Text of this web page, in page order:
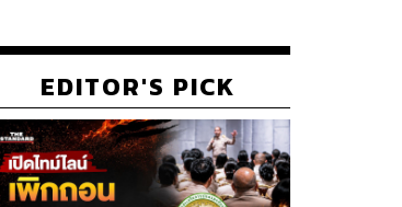
EDITOR'S PICK